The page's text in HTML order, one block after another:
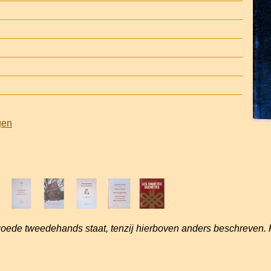
tweedehands staat, tenzij hierboven anders